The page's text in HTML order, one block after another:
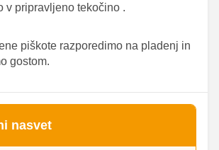
v pripravljeno tekočino .
piškote razporedimo na pladenj in
gostom.
nasvet